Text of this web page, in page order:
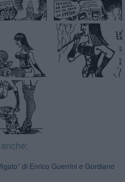
di Enrico Guerrini e Gordiano